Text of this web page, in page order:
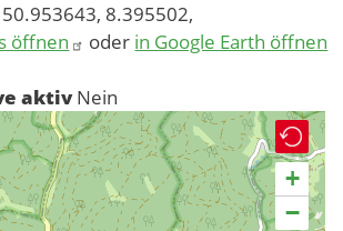
50.953643, 8.395502,
öffnen
oder in Google Earth öffnen
aktiv Nein
+
−